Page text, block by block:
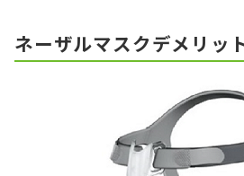
ネーザルマスクデメリッ